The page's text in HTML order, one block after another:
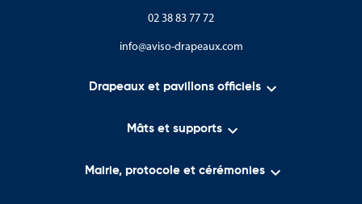
02 38 83 77 72
info@aviso-drapeaux.com
Drapeaux et pavillons officiels 
Mâts et supports 
Mairie, protocole et cérémonies 